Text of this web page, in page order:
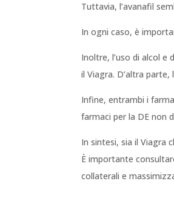
Tuttavia, l’avanafil
In ogni caso, è
Inoltre, l’uso di alcol e
il Viagra. D’altra
Infine, entrambi i
farmaci per la DE non
In sintesi, sia il Viagra
È importante
collaterali e